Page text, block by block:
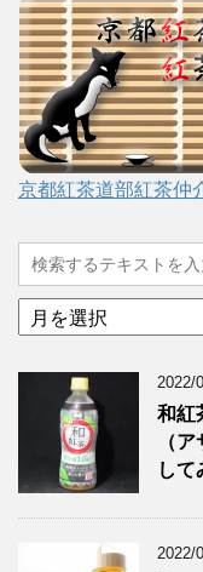
京都紅茶道部紅茶仲
ア
ー
2022/
和紅
（
して
2022/